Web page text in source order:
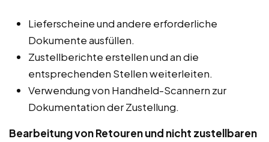
Lieferscheine und andere erforderliche
Dokumente ausfüllen.
Zustellberichte erstellen und an die
entsprechenden Stellen weiterleiten.
Verwendung von Handheld-Scannern zur
Dokumentation der Zustellung.
Bearbeitung von Retouren und nicht zustellbaren